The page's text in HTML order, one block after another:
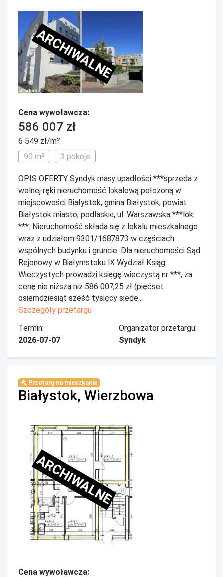
ARCHIWALNE
Cena wywoławcza:
586 007 zł
6 549 zł/m²
90 m²
3 pokoje
OPIS OFERTY Syndyk masy upadłości ***sprzeda z
wolnej ręki nieruchomość lokalową położoną w
miejscowości Białystok, gmina Białystok, powiat
Białystok miasto, podlaskie, ul. Warszawska ***lok.
***. Nieruchomość składa się z lokalu mieszkalnego
wraz z udziałem 9301/1687873 w częściach
wspólnych budynku i gruncie. Dla nieruchomości Sąd
Rejonowy w Białymstoku IX Wydział Ksiąg
Wieczystych prowadzi księgę wieczystą nr ***, za
cenę nie niższą niż 586 007,25 zł (pięćset
osiemdziesiąt sześć tysięcy siede...
Szczegóły przetargu
Termin:
2026-07-07
Organizator przetargu:
Syndyk
Przetarg na mieszkanie
Białystok, Wierzbowa
ARCHIWALNE
Cena wywoławcza: